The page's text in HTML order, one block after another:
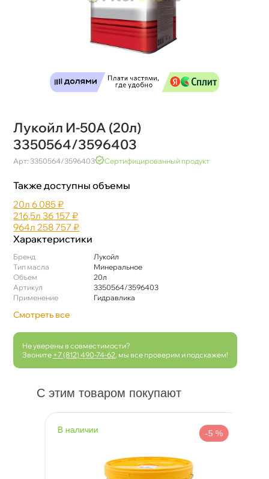
Лукойл И-50А (20л)
3350564/3596403
Арт: 3350564/3596403 Сертифицированный продукт
Также доступны объемы
20л 6 085 ₽
216,5л 36 157 ₽
964л 258 757 ₽
Характеристики
Бренд
Лукойл
Тип масла
Минеральное
Объем
20л
Артикул
3350564/3596403
Применение
Гидравлика
Смотреть все
Не уверены в совместимости?
Звоните +7 (812) 490-74-62 , мы все проверим и подскажем!
С этим товаром покупают
наличии -5 %